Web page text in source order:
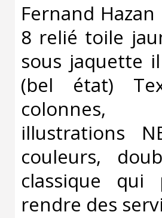
‎Fernand
8 relié toile
sous jaquette
(bel état)
illustrations
couleurs,
classique qui
rendre des